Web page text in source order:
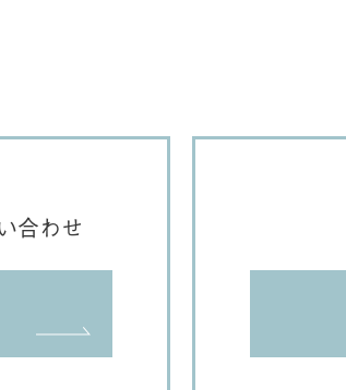
合わせ